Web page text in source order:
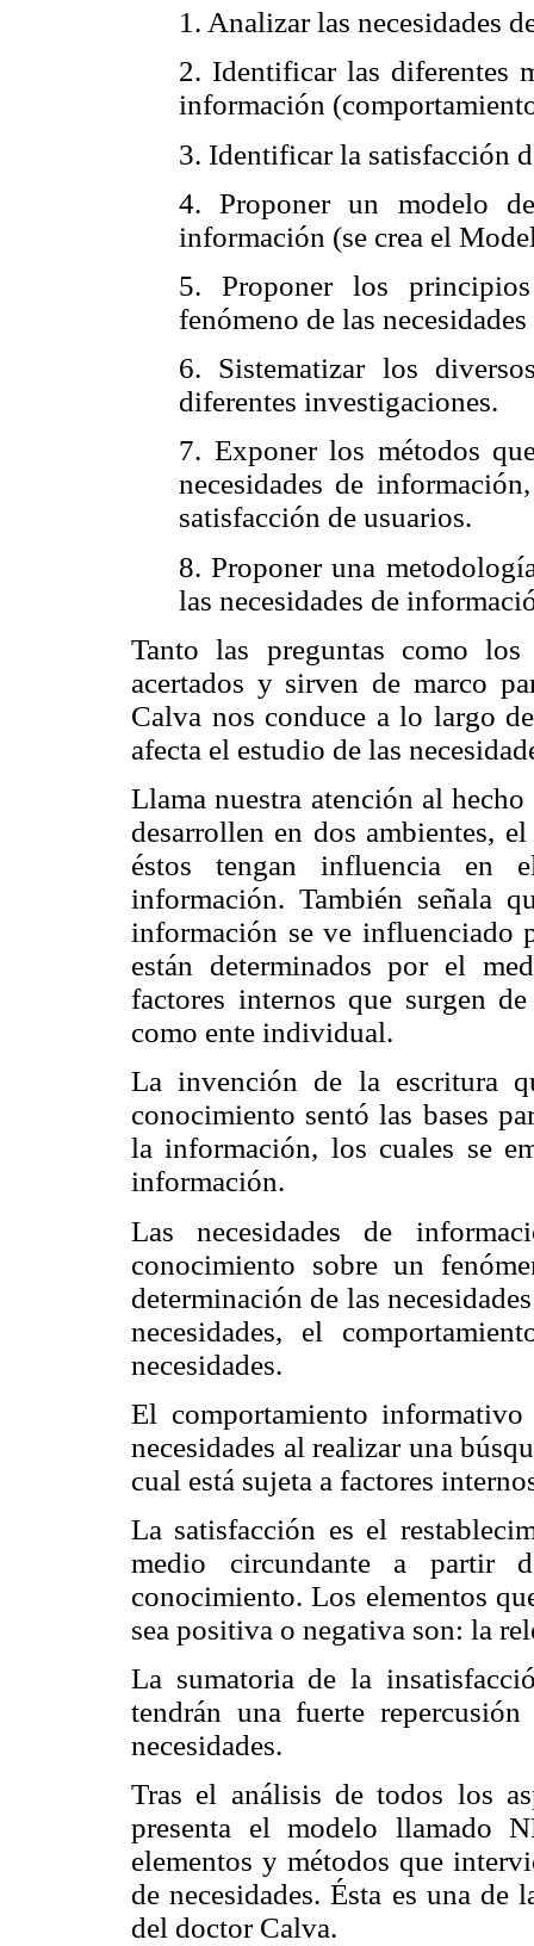
1. Analizar las necesidades
2. Identificar las diferentes
información
3. Identificar la satisfacción
4. Proponer un modelo
información (se crea el
5. Proponer los
fenómeno de las
6. Sistematizar los
diferentes investigaciones.
7. Exponer los métodos
necesidades de
satisfacción de usuarios.
8. Proponer una
las necesidades de
Tanto las preguntas como
acertados y sirven de marco
Calva nos conduce a lo largo
afecta el estudio de las
Llama nuestra atención al
desarrollen en dos ambientes,
éstos tengan influencia en
información. También señala
información se ve influenciado
están determinados por el
factores internos que surgen
como ente individual.
La invención de la escritura
conocimiento sentó las bases
la información, los cuales se
información.
Las necesidades de
conocimiento sobre un
determinación de las
necesidades, el
necesidades.
El comportamiento
necesidades al realizar una
cual está sujeta a factores
La satisfacción es el
medio circundante a partir
conocimiento. Los elementos
sea positiva o negativa son: la
La sumatoria de la
tendrán una fuerte
necesidades.
Tras el análisis de todos los
presenta el modelo llamado
elementos y métodos que
de necesidades. Ésta es una
del doctor Calva.